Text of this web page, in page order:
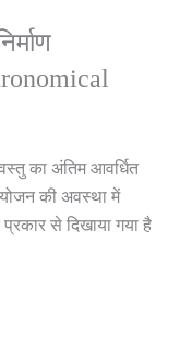
का अंतिम आवर्धित
की अवस्था में
से दिखाया गया है